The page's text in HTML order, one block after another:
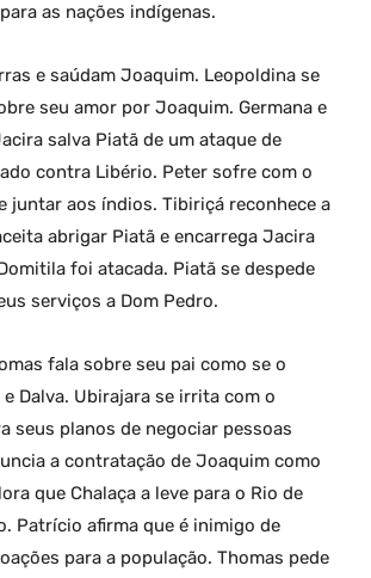
as nações indígenas.
e saúdam Joaquim. Leopoldina se
seu amor por Joaquim. Germana e
salva Piatã de um ataque de
contra Libério. Peter sofre com o
juntar aos índios. Tibiriçá reconhece a
abrigar Piatã e encarrega Jacira
foi atacada. Piatã se despede
serviços a Dom Pedro.
fala sobre seu pai como se o
Dalva. Ubirajara se irrita com o
seus planos de negociar pessoas
a contratação de Joaquim como
que Chalaça a leve para o Rio de
Patrício afirma que é inimigo de
para a população. Thomas pede